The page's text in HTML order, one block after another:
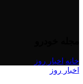
خانه اخبار روز
اخبار روز